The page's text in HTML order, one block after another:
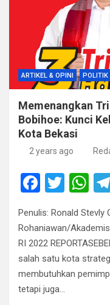
ARTIKEL & OPINI POLITIK
Memenangkan
Bobihoe: Kunci
Kota Bekasi
2 years ago
F
ce
b
o
o
k
T
tt
er
W
at
s
A
p
Penulis: Ronald Stevly
Rohaniawan/
RI 2022
salah satu kota
membutuhkan
tetapi juga…